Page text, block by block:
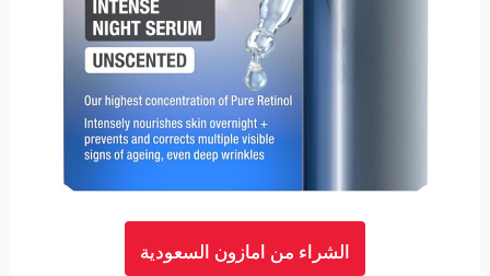
الشراء من امازون السعودية